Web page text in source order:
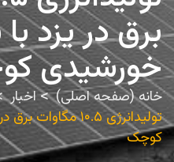
برق در یزد
خورشیدی
خانه (صفحه اصلی)
اخبار
تولیدانرژی ۱۰.۵
کوچک